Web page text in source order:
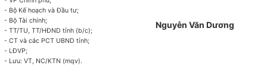
- Bộ Kế hoạch và Đầu tư;
- Bộ Tài chính;
- TT/TU, TT/HĐND tỉnh (b/c);
- CT và các PCT UBND tỉnh;
- LĐVP;
- Lưu: VT, NC/KTN (mqv).
Nguyễn Văn Dương